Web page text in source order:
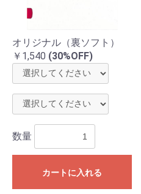
オリジナル（裏ソフト）
￥1,540 (30%OFF)
数量
カートに入れる